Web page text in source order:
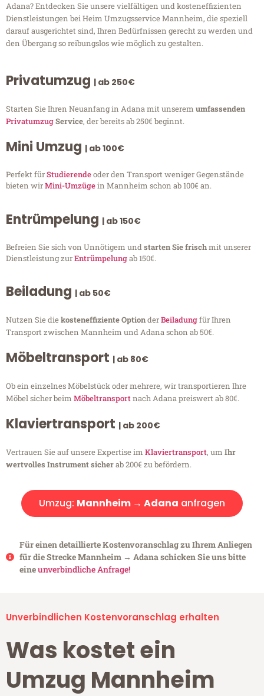
Adana? Entdecken Sie unsere vielfältigen und kosteneffizienten
Dienstleistungen bei Heim Umzugsservice Mannheim, die speziell
darauf ausgerichtet sind, Ihren Bedürfnissen gerecht zu werden und
den Übergang so reibungslos wie möglich zu gestalten.
Privatumzug | ab 250€
Starten Sie Ihren Neuanfang in Adana mit unserem umfassenden
PrivatumzugService, der bereits ab 250€ beginnt.
Mini Umzug | ab 100€
Perfekt fürStudierendeoder den Transport weniger Gegenstände
bieten wirMini-Umzügein Mannheim schon ab 100€ an.
Entrümpelung | ab 150€
Befreien Sie sich von Unnötigem undstarten Sie frischmit unserer
Dienstleistung zurEntrümpelungab 150€.
Beiladung | ab 50€
Nutzen Sie diekosteneffiziente OptionderBeiladungfür Ihren
Transport zwischen Mannheim und Adana schon ab 50€.
Möbeltransport | ab 80€
Ob ein einzelnes Möbelstück oder mehrere, wir transportieren Ihre
Möbel sicher beim Möbeltransportnach Adana preiswert ab 80€.
Klaviertransport | ab 200€
Vertrauen Sie auf unsere Expertise im Klaviertransport, um Ihr
wertvolles Instrument sicherab 200€ zu befördern.
Umzug: Mannheim → Adana anfragen
Für einen detaillierte Kostenvoranschlag zu Ihrem Anliegen
für die Strecke Mannheim → Adana schicken Sie uns bitte
eineunverbindliche Anfrage!
Unverbindlichen Kostenvoranschlag erhalten
Was kostet ein
Umzug Mannheim